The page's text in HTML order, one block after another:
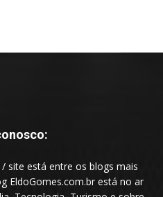
site está entre os blogs mais
EldoGomes.com.br está no ar